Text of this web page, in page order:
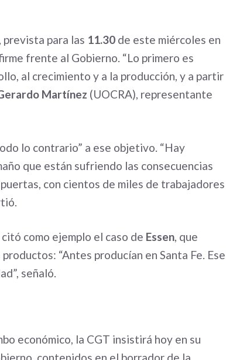
prevista para las 11.30 de este miércoles en
frente al Gobierno. “Lo primero es
al crecimiento y a la producción, y a partir
Martínez (UOCRA), representante
lo contrario” a ese objetivo. “Hay
que están sufriendo las consecuencias
con cientos de miles de trabajadores
como ejemplo el caso de Essen, que
“Antes producían en Santa Fe. Ese
señaló.
económico, la CGT insistirá hoy en su
contenidos en el borrador de la